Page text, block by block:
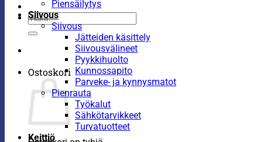
Etsi:
Ostoskori
Piensäilytys
Siivous
Siivous
Jätteiden käsittely
Siivousvälineet
Pyykkihuolto
Kunnossapito
Parveke- ja kynnysmatot
Pienrauta
Työkalut
Sähkötarvikkeet
Turvatuotteet
Keittiö